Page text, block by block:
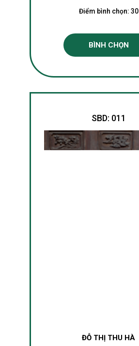
Điểm bình chọn: 30
BÌNH CHỌN
SBD: 011
ĐỖ THỊ THU HÀ